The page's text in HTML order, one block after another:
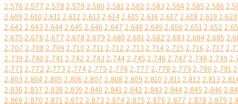
2,576 2,577 2,578 2,579 2,580 2,5812,582 2,583 2,5842,585 2,586
2,609 2,610 2,6112,612 2,613 2,6142,615 2,616 2,617 2,618 2,619 2,620
2,642 2,643 2,6442,645 2,646 2,647 2,648 2,649 2,650 2,6512,652
2,675 2,676 2,677 2,678 2,679 2,680 2,6812,682 2,683 2,6842,685
2,707 2,708 2,709 2,710 2,7112,712 2,713 2,7142,715 2,716 2,717
2,739 2,740 2,7412,742 2,743 2,7442,745 2,746 2,747 2,748 2,749
2,7712,772 2,773 2,7742,775 2,776 2,777 2,778 2,779 2,780 2,781
2,803 2,8042,805 2,806 2,807 2,808 2,809 2,810 2,8112,812 2,813
2,836 2,837 2,838 2,839 2,840 2,8412,842 2,843 2,8442,845 2,846
2,869 2,870 2,8712,872 2,873 2,8742,875 2,876 2,877 2,878 2,879